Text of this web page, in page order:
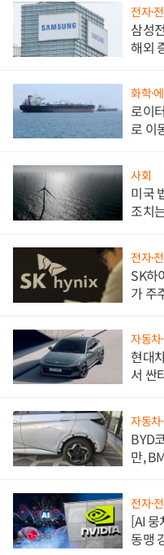
전자·
삼성
해외
화학·
로이
로 이
사회
미국
조치
전자·
SK하
가 주
자동차
현대
서 싼
자동차
BYD
만,
전자·
[AI 뭉
동맹